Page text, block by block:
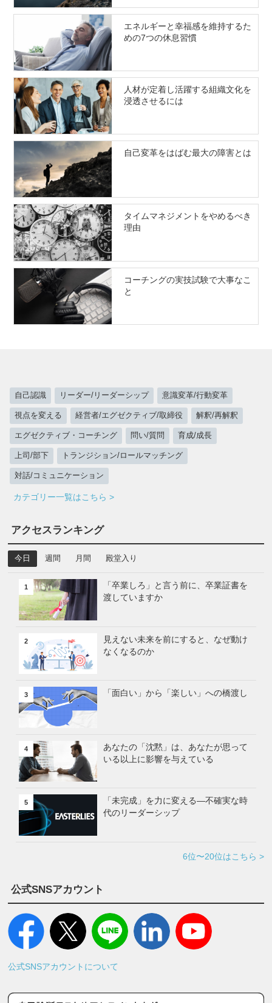
エネルギーと幸福感を維持するた
めの7つの休息習慣
人材が定着し活躍する組織文化を
浸透させるには
自己変革をはばむ最大の障害とは
タイムマネジメントをやめるべき
理由
コーチングの実技試験で大事なこ
と
自己認識 リーダー/リーダーシップ 意識変革/行動変革
視点を変える 経営者/エグゼクティブ/取締役 解釈/再解釈
エグゼクティブ・コーチング 問い/質問 育成/成長
上司/部下 トランジション/ロールマッチング
対話/コミュニケーション
カテゴリー一覧はこちら >
アクセスランキング
今日 週間 月間 殿堂入り
1
「卒業しろ」と言う前に、卒業証書を
渡していますか
2
見えない未来を前にすると、なぜ動け
なくなるのか
3 「面白い」から「楽しい」への橋渡し
4
あなたの「沈黙」は、あなたが思って
いる以上に影響を与えている
5
「未完成」を力に変える—不確実な時
代のリーダーシップ
6位〜20位はこちら >
公式SNSアカウント
公式SNSアカウントについて